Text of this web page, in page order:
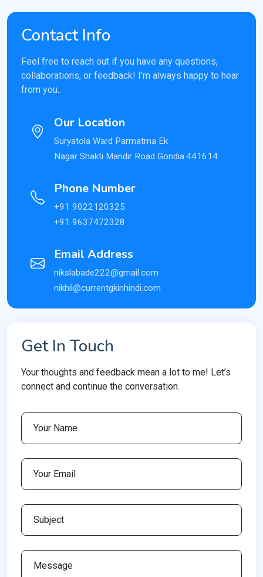
Contact Info
Feel free to reach out if you have any questions,
collaborations, or feedback! I'm always happy to hear
from you..
Our Location
Suryatola Ward Parmatma Ek
Nagar Shakti Mandir Road Gondia.441614
Phone Number
+91 9022120325
+91 9637472328
Email Address
nikslabade222@gmail.com
nikhil@currentgkinhindi.com
Get In Touch
Your thoughts and feedback mean a lot to me! Let’s
connect and continue the conversation.